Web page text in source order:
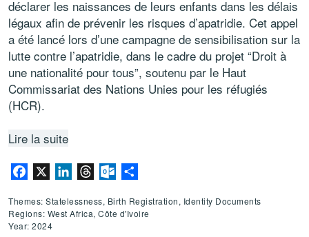
déclarer les naissances de leurs enfants dans les délais
légaux afin de prévenir les risques d’apatridie. Cet appel
a été lancé lors d’une campagne de sensibilisation sur la
lutte contre l’apatridie, dans le cadre du projet “Droit à
une nationalité pour tous”, soutenu par le Haut
Commissariat des Nations Unies pour les réfugiés
(HCR).
Lire la suite
Facebook LinkedInThreadsOutlook.com
Themes: Statelessness, Birth Registration, Identity Documents
Regions: West Africa, Côte d'Ivoire
Year: 2024